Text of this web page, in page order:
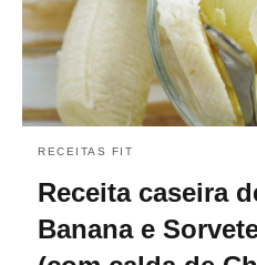
RECEITAS FIT
Receita caseira
Banana e